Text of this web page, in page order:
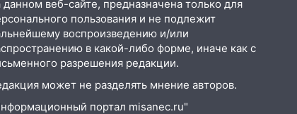
данном веб-сайте, предназначена только для
пользования и не подлежит
воспроизведению и/или
в какой-либо форме, иначе как с
разрешения редакции.
может не разделять мнение авторов.
портал misanec.ru"